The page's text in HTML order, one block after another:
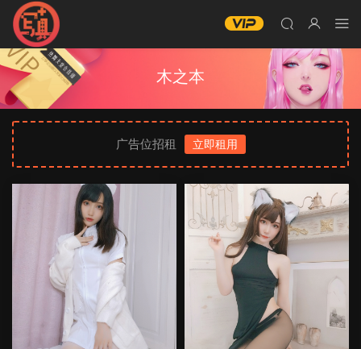
木之本
广告位招租 立即租用